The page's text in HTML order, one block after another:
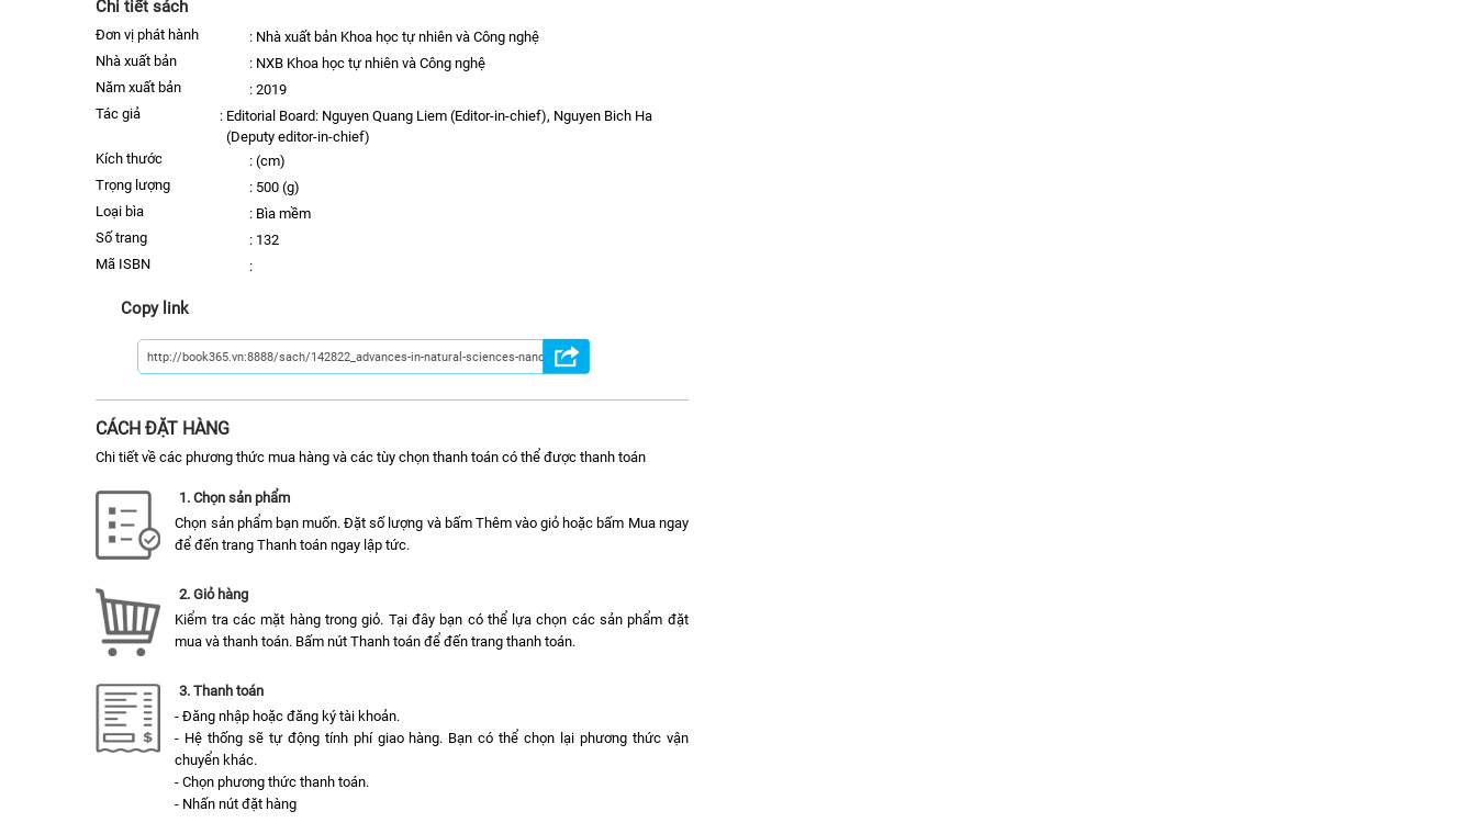
Chi tiết sách
Đơn vị phát hành : Nhà xuất bản Khoa học tự nhiên và Công nghệ
nhà xuất bản
: NXB Khoa học tự nhiên và Công nghệ
năm xuất bản
: 2019
Tác giả
: Editorial Board: Nguyen Quang Liem (Editor-in-chief), Nguyen Bich Ha
(Deputy editor-in-chief)
kích thước
: (cm)
trọng lượng
: 500 (g)
Loại bìa
: Bìa mềm
số trang
: 132
Mã ISBN
:
Copy link
CÁCH ĐẶT HÀNG
Chi tiết về các phương thức mua hàng và các tùy chọn thanh toán có thể được thanh toán
1. Chọn sản phẩm
Chọn sản phẩm bạn muốn. Đặt số lượng và bấm Thêm vào giỏ hoặc bấm Mua ngay
để đến trang Thanh toán ngay lập tức.
2. Giỏ hàng
Kiểm tra các mặt hàng trong giỏ. Tại đây bạn có thể lựa chọn các sản phẩm đặt
mua và thanh toán. Bấm nút Thanh toán để đến trang thanh toán.
3. Thanh toán
- Đăng nhập hoặc đăng ký tài khoản.
- Hệ thống sẽ tự động tính phí giao hàng. Bạn có thể chọn lại phương thức vận
chuyển khác.
- Chọn phương thức thanh toán.
- Nhấn nút đặt hàng